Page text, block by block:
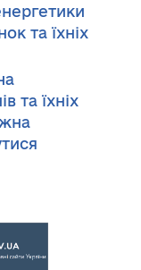
та їхніх
та їхніх